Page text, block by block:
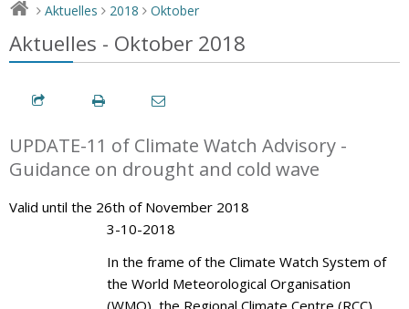
> Aktuelles > 2018 > Oktober
Aktuelles - Oktober 2018
UPDATE-11 of Climate Watch Advisory -
Guidance on drought and cold wave
Valid until the 26th of November 2018
3-10-2018
In the frame of the Climate Watch System of
the World Meteorological Organisation
(WMO), the Regional Climate Centre (RCC)